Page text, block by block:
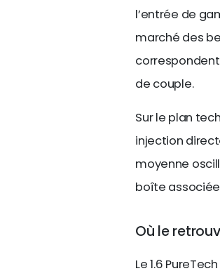
l’entrée de
marché des
de couple.
Sur le plan
injection
moyenne
boîte
Où le
Le 1.6